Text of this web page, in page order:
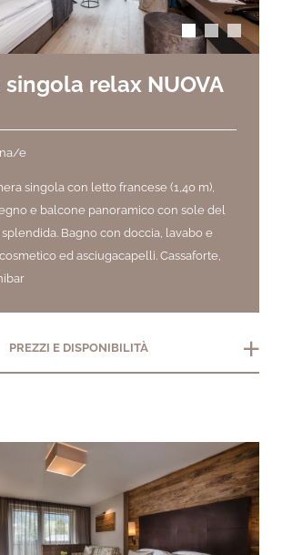
singola relax NUOVA
e
singola con letto francese (1,40 m),
e balcone panoramico con sole del
Bagno con doccia, lavabo e
ed asciugacapelli. Cassaforte,
PREZZI E DISPONIBILITÀ add